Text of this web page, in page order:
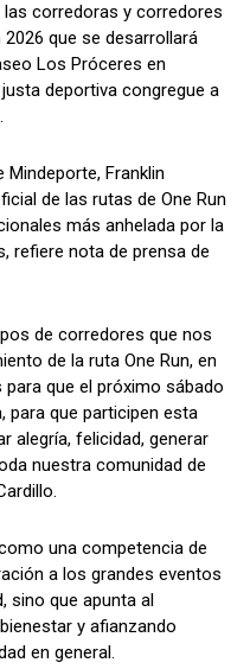
corredoras y corredores
que se desarrollará
Los Próceres en
deportiva congregue a
Franklin
de las rutas de One Run
más anhelada por la
refiere nota de prensa de
de corredores que nos
de la ruta One Run, en
que el próximo sábado
para que participen esta
alegría, felicidad, generar
nuestra comunidad de
una competencia de
a los grandes eventos
sino que apunta al
y afianzando
en general.